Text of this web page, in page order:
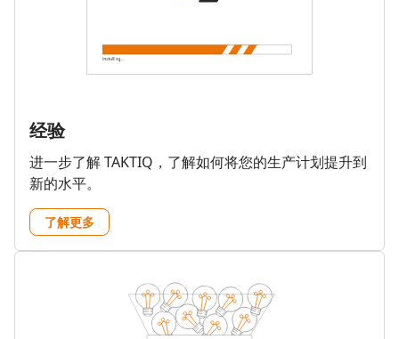
经验
进一步了解 TAKTIQ，了解如何将您的生产计划提升到
新的水平。
了解更多